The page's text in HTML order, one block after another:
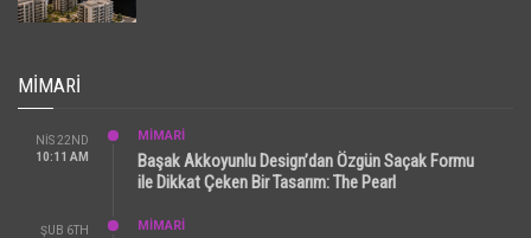
MIMARI
NIS 22ND
10:11 AM
MİMARİ
Başak Akkoyunlu Design’dan Özgün Saçak Formu
ile Dikkat Çeken Bir Tasarım: The Pearl
ŞUB 6TH
MİMARİ